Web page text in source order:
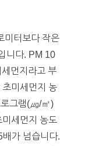
미터보다 작은
니다. PM 10
먼지라고 부
미세먼지 농
그램(㎍/㎥)
미세먼지 농도
가 넘습니다.